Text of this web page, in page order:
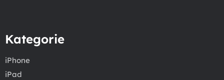
Kategorie
iPhone
iPad